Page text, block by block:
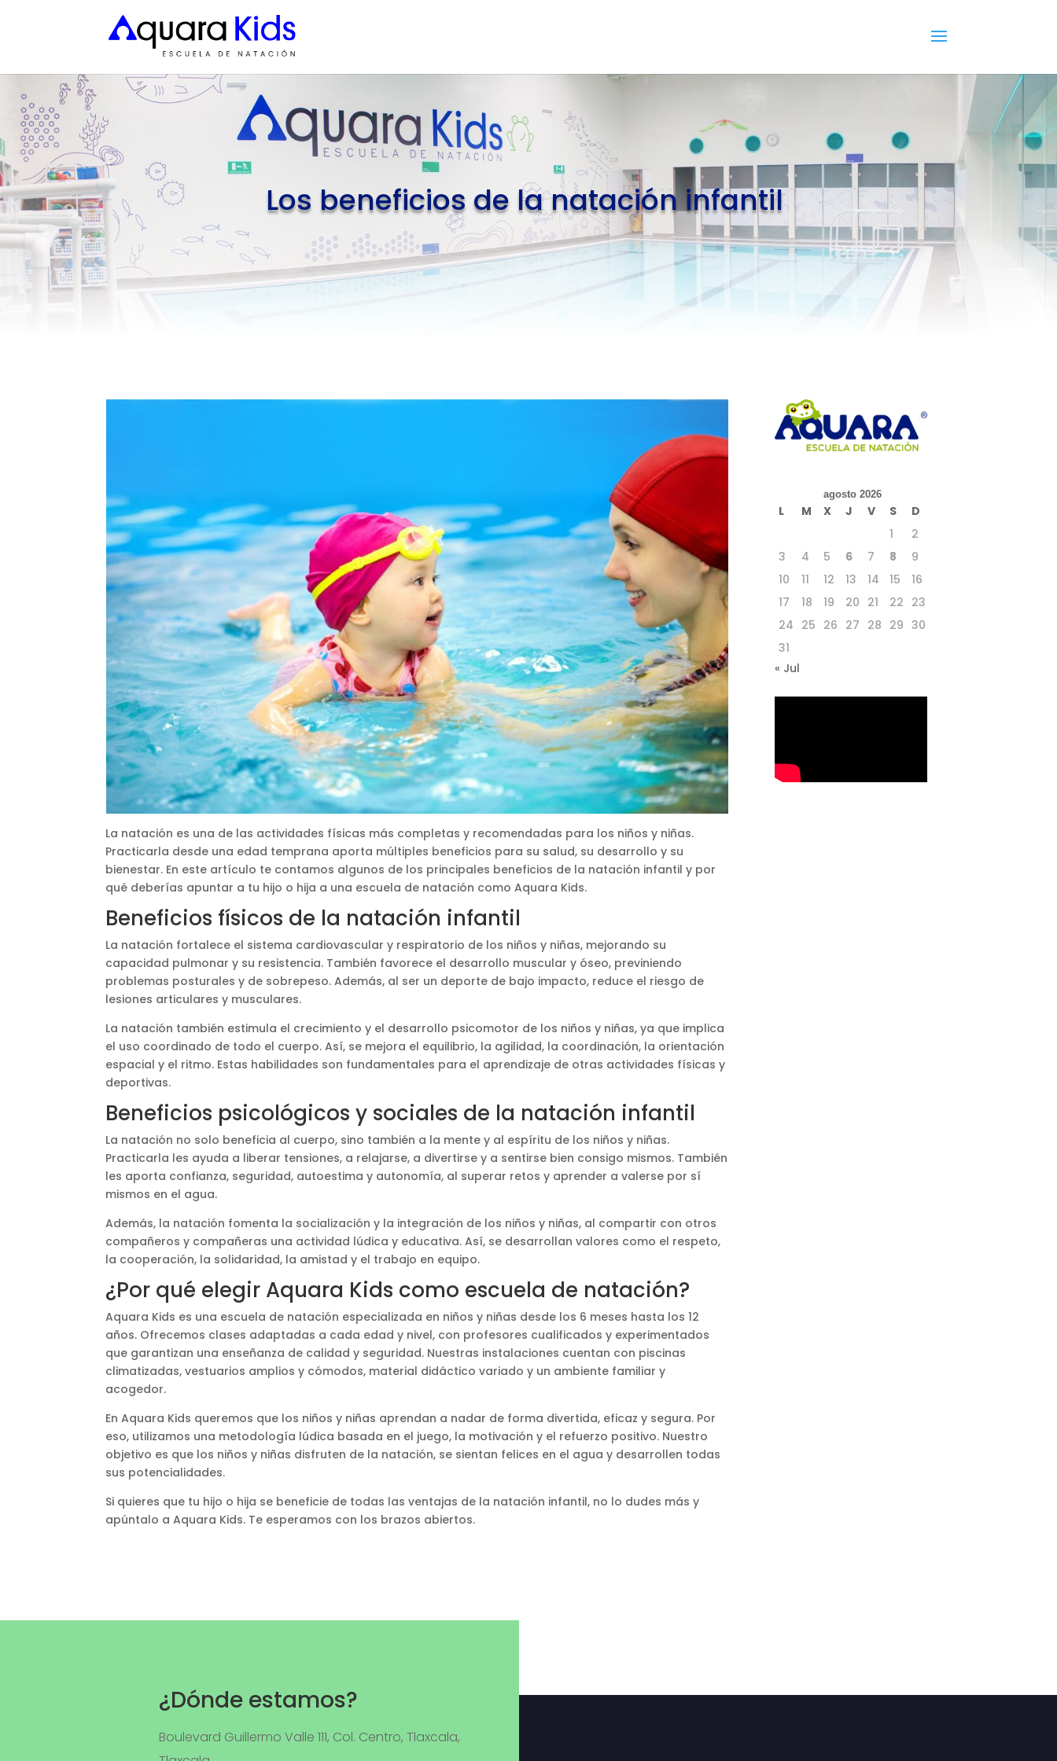
Los beneficios de la natación infantil
La natación es una de las actividades físicas más completas y recomendadas para los niños y niñas.
Practicarla desde una edad temprana aporta múltiples beneficios para su salud, su desarrollo y su
bienestar. En este artículo te contamos algunos de los principales beneficios de la natación infantil y por
qué deberías apuntar a tu hijo o hija a una escuela de natación como Aquara Kids.
Beneficios físicos de la natación infantil
La natación fortalece el sistema cardiovascular y respiratorio de los niños y niñas, mejorando su
capacidad pulmonar y su resistencia. También favorece el desarrollo muscular y óseo, previniendo
problemas posturales y de sobrepeso. Además, al ser un deporte de bajo impacto, reduce el riesgo de
lesiones articulares y musculares.
La natación también estimula el crecimiento y el desarrollo psicomotor de los niños y niñas, ya que implica
el uso coordinado de todo el cuerpo. Así, se mejora el equilibrio, la agilidad, la coordinación, la orientación
espacial y el ritmo. Estas habilidades son fundamentales para el aprendizaje de otras actividades físicas y
deportivas.
Beneficios psicológicos y sociales de la natación infantil
La natación no solo beneficia al cuerpo, sino también a la mente y al espíritu de los niños y niñas.
Practicarla les ayuda a liberar tensiones, a relajarse, a divertirse y a sentirse bien consigo mismos. También
les aporta confianza, seguridad, autoestima y autonomía, al superar retos y aprender a valerse por sí
mismos en el agua.
Además, la natación fomenta la socialización y la integración de los niños y niñas, al compartir con otros
compañeros y compañeras una actividad lúdica y educativa. Así, se desarrollan valores como el respeto,
la cooperación, la solidaridad, la amistad y el trabajo en equipo.
¿Por qué elegir Aquara Kids como escuela de natación?
Aquara Kids es una escuela de natación especializada en niños y niñas desde los 6 meses hasta los 12
años. Ofrecemos clases adaptadas a cada edad y nivel, con profesores cualificados y experimentados
que garantizan una enseñanza de calidad y seguridad. Nuestras instalaciones cuentan con piscinas
climatizadas, vestuarios amplios y cómodos, material didáctico variado y un ambiente familiar y
acogedor.
En Aquara Kids queremos que los niños y niñas aprendan a nadar de forma divertida, eficaz y segura. Por
eso, utilizamos una metodología lúdica basada en el juego, la motivación y el refuerzo positivo. Nuestro
objetivo es que los niños y niñas disfruten de la natación, se sientan felices en el agua y desarrollen todas
sus potencialidades.
Si quieres que tu hijo o hija se beneficie de todas las ventajas de la natación infantil, no lo dudes más y
apúntalo a Aquara Kids. Te esperamos con los brazos abiertos.
agosto 2026
L M X J V S
D
1
2
3
4 5 6 7 8
9
10
11 12 13 14 15
16
17
18 19 20 21 22 23
24 25 26 27 28 29 30
31
« Jul
¿Dónde estamos?
Boulevard Guillermo Valle 111, Col. Centro, Tlaxcala,